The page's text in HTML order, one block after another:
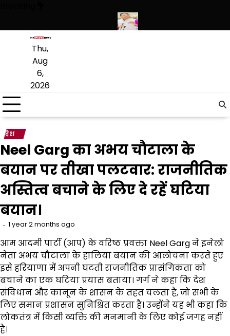
content
Thu,
Aug
6,
2026
देश
Neel Garg का अभय चौटाला के
बयान पर तीखा पलटवार: राजनीतिक
अस्तित्व बचाने के लिए दे रहें घटिया
बयान।
1 year 2 months ago
आम आदमी पार्टी (आप) के वरिष्ठ प्रवक्ता Neel Garg ने इनेलो
नेता अभय चौटाला के हालिया बयान की आलोचना करते हुए
इसे हरियाणा में अपनी घटती राजनीतिक प्रासंगिकता को
बचाने का एक घटिया प्रयास बताया। गर्ग ने कहा कि देश
संविधान और कानून के शासन के तहत चलता है, जो सभी के
लिए समान प्रशासन सुनिश्चित करता है। उन्होंने यह भी कहा कि
लोकतंत्र में किसी व्यक्ति की मनमानी के लिए कोई जगह नहीं
है।